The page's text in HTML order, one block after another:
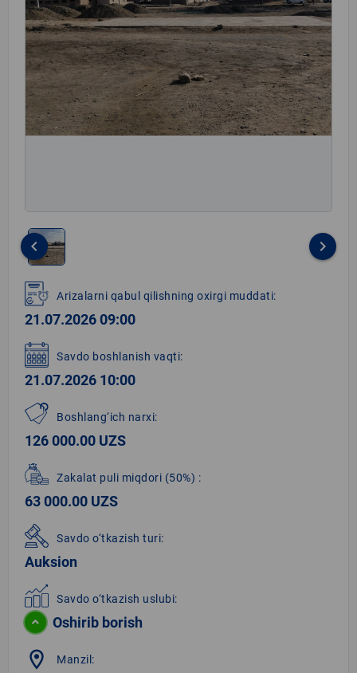
1
of
1
keyboard_arrow_left keyboard_arrow_right
Arizalarni qabul qilishning oxirgi muddati:
21.07.2026 09:00
Savdo boshlanish vaqti:
21.07.2026 10:00
Boshlang‘ich narxi:
126 000.00 UZS
Zakalat puli miqdori (50%) :
63 000.00 UZS
Savdo o‘tkazish turi:
Auksion
Savdo o‘tkazish uslubi:
Oshirib borish
location_on Manzil: